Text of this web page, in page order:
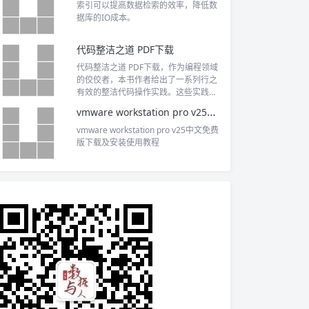
索引可以提高数据检索的效率，降低数
据库的IO成本。
代码整洁之道 PDF下载
代码整洁之道 PDF下载，作为编程领域
的佼佼者，本书作者给出了一系列行之
有效的整洁代码操作实践。这些实践在
示”），并辅以来自现实项目的正、反两
面的范例。只要遵循这些规则，就能编
写出干净的代码，从而有效提升代码质
vmware workstation pro v25中文免费版下载及安装使用教程
vmware workstation pro v25中文免费
版下载及安装使用教程